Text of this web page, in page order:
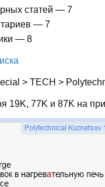
статей — 7
— 7
— 8
> TECH >
19K, 77K и 87K на